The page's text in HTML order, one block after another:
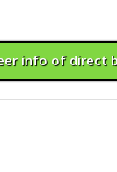
info of direct